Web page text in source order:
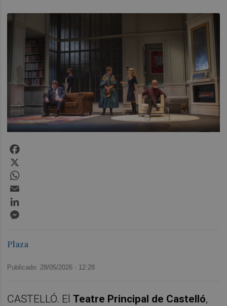
Plaza
Publicado: 28/05/2026 · 12:28
CASTELLÓ. ElTeatre Principal de Castelló,